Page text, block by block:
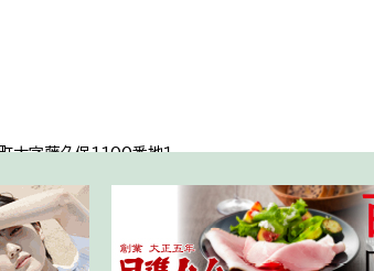
大字藤久保1100番地１
15分（土日祝日及び年末年始はお休み）
各課への問い合わせ 三芳町ホームページ